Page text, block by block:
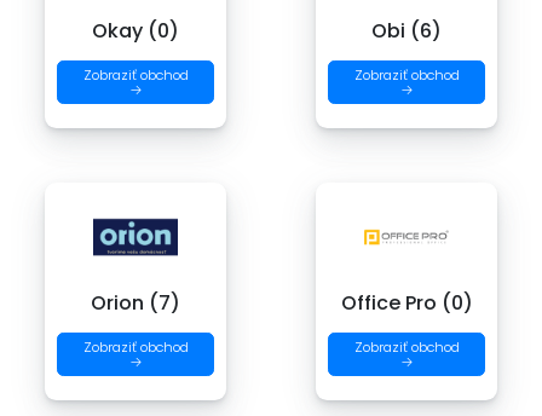
Okay (0)
Zobraziť obchod
→
Obi (6)
Zobraziť obchod
→
Orion (7)
Zobraziť obchod
→
Office Pro (0)
Zobraziť obchod
→